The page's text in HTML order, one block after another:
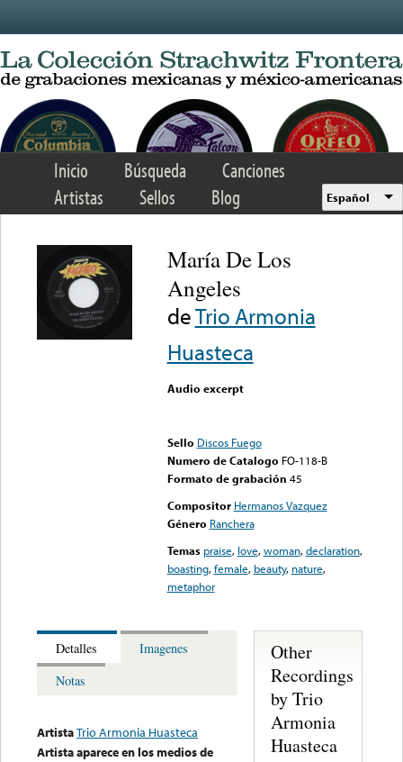
Inicio Búsqueda
Canciones
Artistas
Sellos Blog Español
María De Los
Angeles
deTrio Armonia
Huasteca
Audio excerpt
Sello Discos Fuego
Numero de Catalogo FO-118-B
Formato de grabación 45
Compositor Hermanos Vazquez
Género Ranchera
Temas praise, love,woman,declaration,
boasting,female, beauty, nature,
metaphor
Detalles
Imagenes
Notas
ArtistaTrio Armonia Huasteca
Artista aparece en los medios de
Other
Recordings
by Trio
Armonia
Huasteca